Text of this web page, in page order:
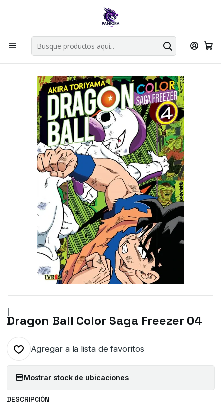
Por compras en cartas singles superiores a 49.990 el envio es
Explorar singles
Inicio Mangas
Dragon Ball Color Saga Freezer 04
|
Dragon Ball Color Saga Freezer 04
Agregar a la lista de favoritos
Mostrar stock de ubicaciones
DESCRIPCIÓN